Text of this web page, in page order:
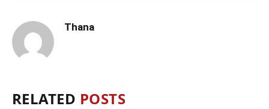
Thana
RELATED POSTS